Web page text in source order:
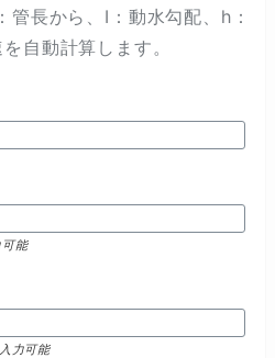
管長から、I：動水勾配、h：
自動計算します。
能
力可能